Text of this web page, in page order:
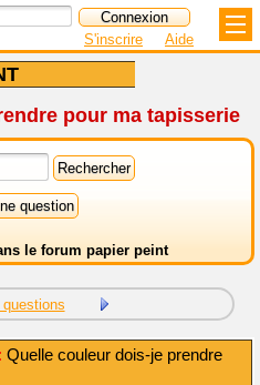
S'inscrire Aide
pour ma tapisserie
le forum papier peint
Quelle couleur dois-je prendre